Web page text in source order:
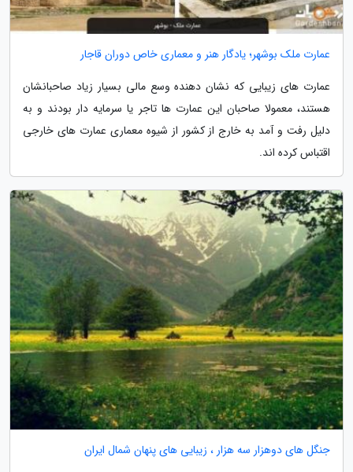
عمارت ملک بوشهر؛ یادگار هنر و معماری خاص دوران قاجار
عمارت های زیبایی که نشان دهنده وسع مالی بسیار زیاد صاحبانشان
هستند، معمولا صاحبان این عمارت ها تاجر یا سرمایه دار بودند و به
دلیل رفت و آمد به خارج از کشور از شیوه معماری عمارت های خارجی
اقتباس کرده اند.
جنگل های دوهزار سه هزار ، زیبایی های پنهان شمال ایران